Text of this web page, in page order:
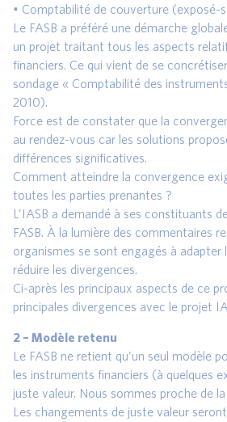
• Comptabilité de couverture (exposé-
Le FASB a préféré une démarche
un projet traitant tous les aspects
financiers. Ce qui vient de se
sondage « Comptabilité des
2010).
Force est de constater que la
au rendez-vous car les solutions
différences significatives.
Comment atteindre la convergence
toutes les parties prenantes ?
L’IASB a demandé à ses constituants
FASB. À la lumière des commentaires
organismes se sont engagés à adapter
réduire les divergences.
Ci-après les principaux aspects de ce
principales divergences avec le projet
2 – Modèle retenu
Le FASB ne retient qu’un seul modèle
les instruments financiers (à quelques
juste valeur. Nous sommes proche de
Les changements de juste valeur